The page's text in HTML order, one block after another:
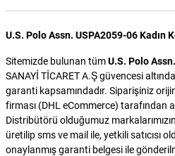
U.S. Polo Assn. USPA2059-06 Kadın
Sitemizde bulunan tümU.S. Polo Assn.
SANAYİ TİCARET A.Ş güvencesi
garanti kapsamındadır. Siparişiniz
firması (DHL eCommerce) tarafından
Distribütörü olduğumuz
üretilip sms ve mail ile, yetkili satıcısı
onaylanmış garanti belgesi ile